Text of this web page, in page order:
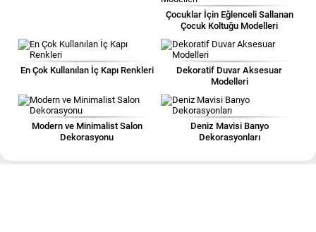
Çocuklar İçin Eğlenceli Sallanan
Çocuk Koltuğu Modelleri
En Çok Kullanılan İç Kapı Renkleri
Dekoratif Duvar Aksesuar
Modelleri
Modern ve Minimalist Salon
Dekorasyonu
Deniz Mavisi Banyo
Dekorasyonları